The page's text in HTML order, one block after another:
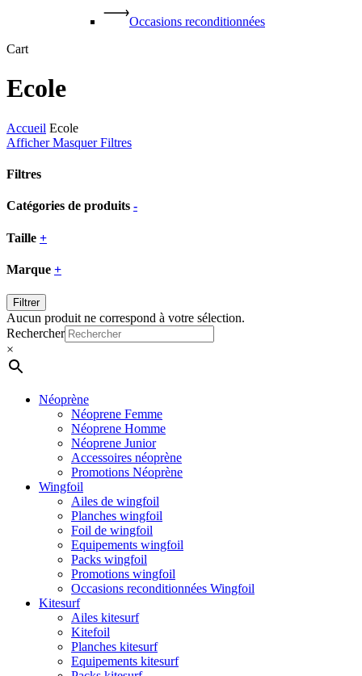
Occasions reconditionnées
CartClose
Ecole
Accueil Ecole
Afficher Masquer Filtres
Filtres
Close
Catégories de produits -
Taille +
Marque +
Filtrer
Aucun produit ne correspond à votre sélection.
Close
Menu
Rechercher
×
Néoprène
Néoprene Femme
Néoprene Homme
Néoprene Junior
Accessoires néoprène
Promotions Néoprène
Wingfoil
Ailes de wingfoil
Planches wingfoil
Foil de wingfoil
Equipements wingfoil
Packs wingfoil
Promotions wingfoil
Occasions reconditionnées Wingfoil
Kitesurf
Ailes kitesurf
Kitefoil
Planches kitesurf
Equipements kitesurf